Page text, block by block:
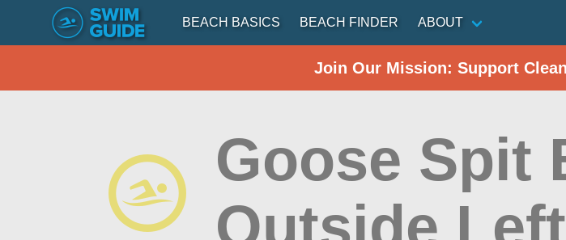
BEACH BASICS BEACH FINDER ABOUT
Join Our Mission: Support
Goose Spit